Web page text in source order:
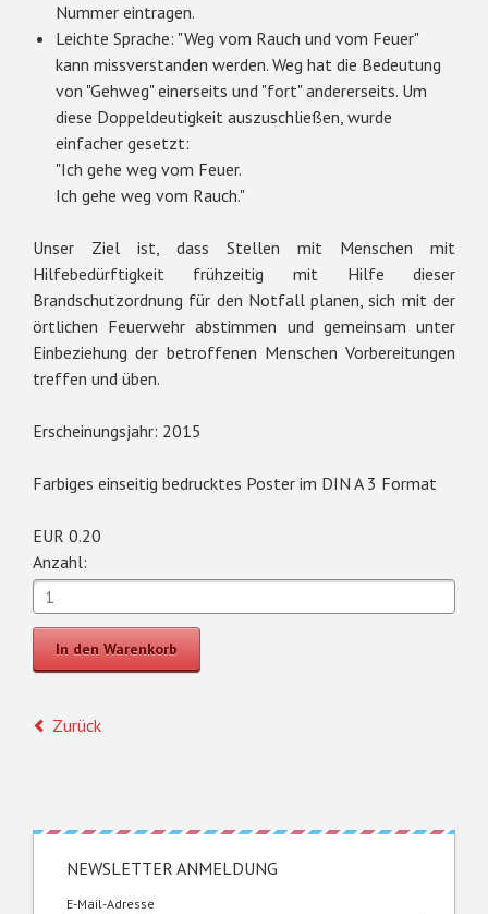
Nummer eintragen.
Leichte Sprache: "Weg vom Rauch und vom Feuer"
kann missverstanden werden. Weg hat die Bedeutung
von "Gehweg" einerseits und "fort" andererseits. Um
diese Doppeldeutigkeit auszuschließen, wurde
einfacher gesetzt:
"Ich gehe weg vom Feuer.
Ich gehe weg vom Rauch."
Unser Ziel ist, dass Stellen mit Menschen mit
Hilfebedürftigkeit frühzeitig mit Hilfe dieser
Brandschutzordnung für den Notfall planen, sich mit der
örtlichen Feuerwehr abstimmen und gemeinsam unter
Einbeziehung der betroffenen Menschen Vorbereitungen
treffen und üben.
Erscheinungsjahr: 2015
Farbiges einseitig bedrucktes Poster im DIN A 3 Format
EUR 0.20
Anzahl:
Zurück
NEWSLETTER ANMELDUNG
E-Mail-Adresse